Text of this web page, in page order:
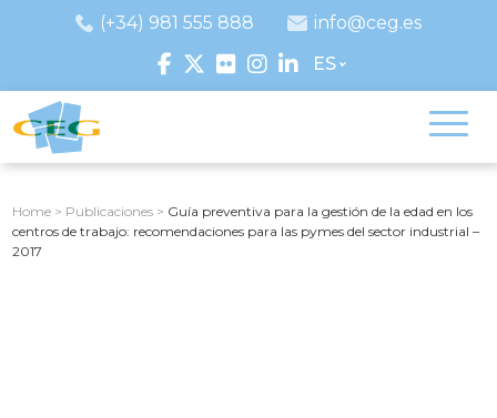
(+34) 981 555 888
info@ceg.es
ES
Home > Publicaciones > Guía preventiva para la gestión de la edad en los
centros de trabajo: recomendaciones para las pymes del sector industrial –
2017